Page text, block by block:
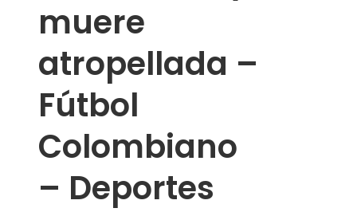
muere
atropellada –
Fútbol
Colombiano
– Deportes